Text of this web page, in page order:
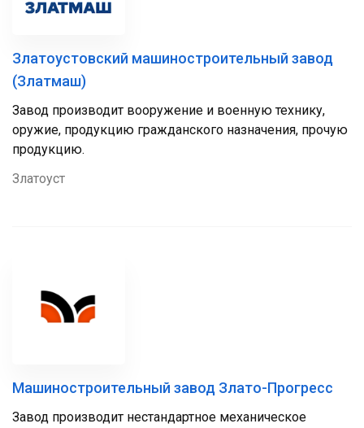
Златоустовский машиностроительный завод
(Златмаш)
Завод производит вооружение и военную технику,
оружие, продукцию гражданского назначения, прочую
продукцию.
Златоуст
Машиностроительный завод Злато-Прогресс
Завод производит нестандартное механическое